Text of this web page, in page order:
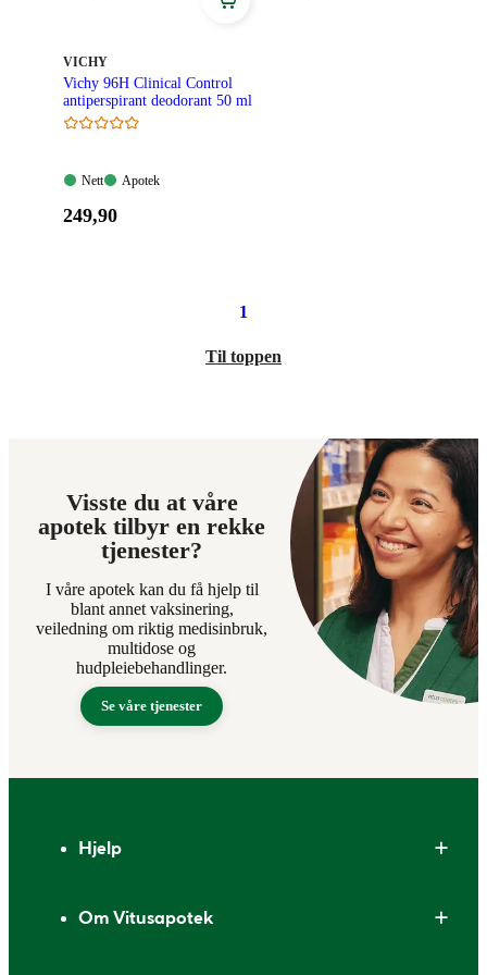
MERKE
VICHY
Vichy 96H Clinical Control
antiperspirant deodorant 50 ml
Nett:
Nett
Apotek:
Apotek
Pris:
249,90
1
Til toppen
Visste du at våre
apotek tilbyr en rekke
tjenester?
I våre apotek kan du få hjelp til
blant annet vaksinering,
veiledning om riktig medisinbruk,
multidose og
hudpleiebehandlinger.
Se våre tjenester
Hjelp
Om Vitusapotek